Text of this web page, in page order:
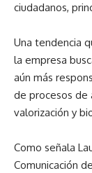
ciudadanos,
Una tendencia
la empresa
aún más
de procesos de
valorización y
Como señala
Comunicación